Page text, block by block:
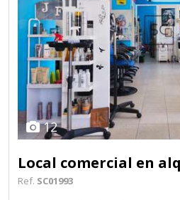
12
Local comercial en
Ref. SC01993